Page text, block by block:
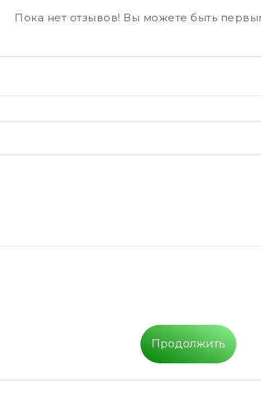
Пока нет отзывов! Вы можете быть
Продолжить